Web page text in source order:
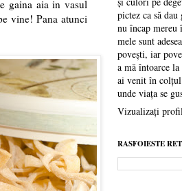
gaina aia in vasul
vine! Pana atunci
pictez ca să
nu încap mereu
mele sunt
povești, iar
a mă întoarce
ai venit în
unde viața se
Vizualizați
RASFOIESTE